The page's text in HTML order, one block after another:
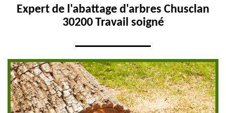
Expert de l'abattage d'arbres Chusclan
30200 Travail soigné